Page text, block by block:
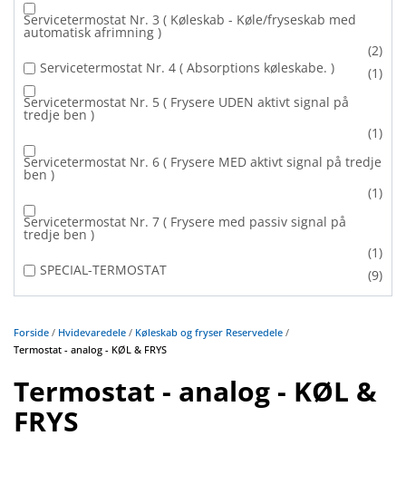
Servicetermostat Nr. 3 ( Køleskab - Køle/fryseskab med
automatisk afrimning )
(2)
Servicetermostat Nr. 4 ( Absorptions køleskabe. )
(1)
Servicetermostat Nr. 5 ( Frysere UDEN aktivt signal på
tredje ben )
(1)
Servicetermostat Nr. 6 ( Frysere MED aktivt signal på tredje
ben )
(1)
Servicetermostat Nr. 7 ( Frysere med passiv signal på
tredje ben )
(1)
SPECIAL-TERMOSTAT
(9)
Forside / Hvidevaredele / Køleskab og fryser Reservedele /
Termostat - analog - KØL & FRYS
Termostat - analog - KØL &
FRYS